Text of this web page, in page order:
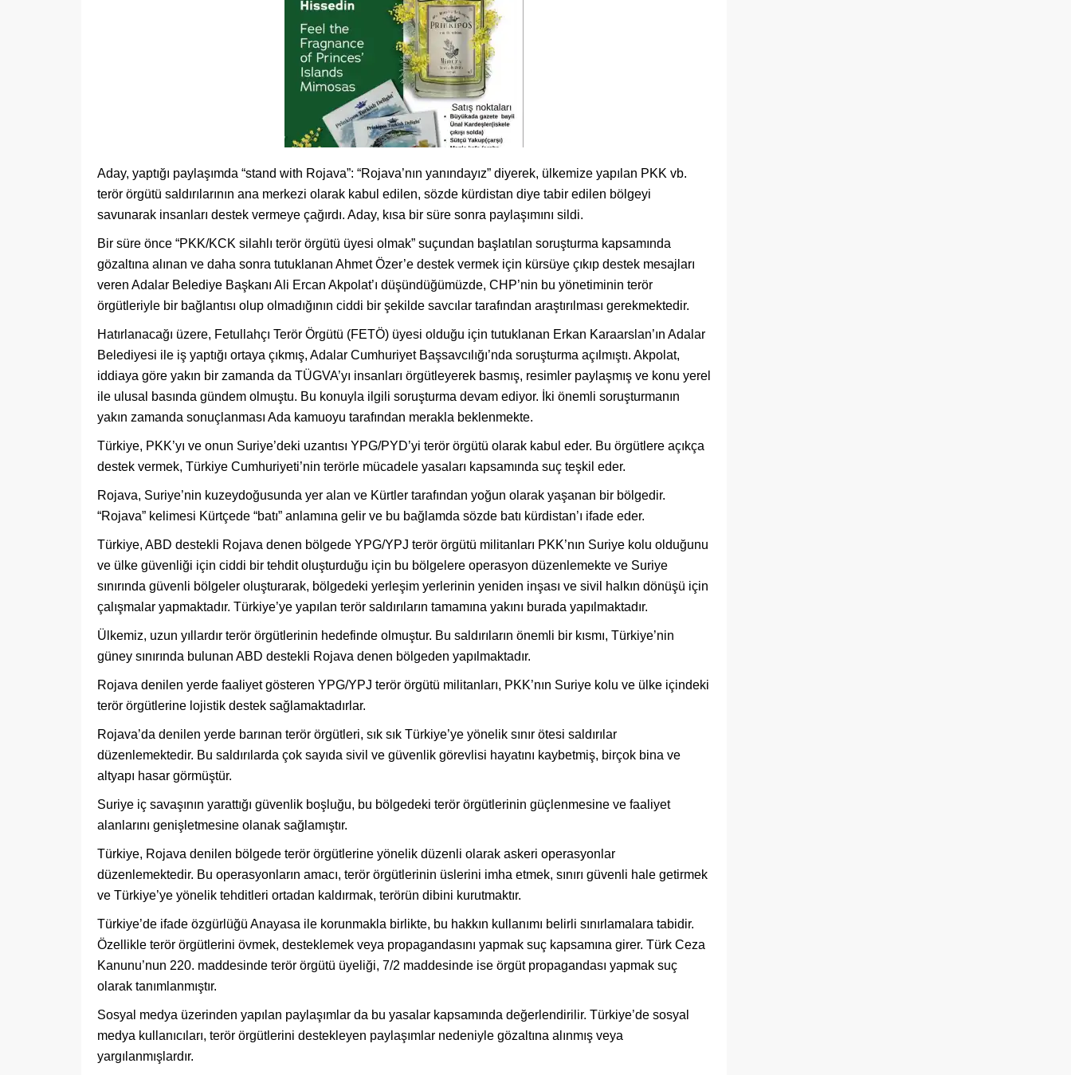
Aday, yaptığı paylaşımda “stand with Rojava”: “Rojava’nın yanındayız” diyerek, ülkemize yapılan PKK vb.
terör örgütü saldırılarının ana merkezi olarak kabul edilen, sözde kürdistan diye tabir edilen bölgeyi
savunarak insanları destek vermeye çağırdı. Aday, kısa bir süre sonra paylaşımını sildi.
Bir süre önce “PKK/KCK silahlı terör örgütü üyesi olmak” suçundan başlatılan soruşturma kapsamında
gözaltına alınan ve daha sonra tutuklanan Ahmet Özer’e destek vermek için kürsüye çıkıp destek mesajları
veren Adalar Belediye Başkanı Ali Ercan Akpolat’ı düşündüğümüzde, CHP’nin bu yönetiminin terör
örgütleriyle bir bağlantısı olup olmadığının ciddi bir şekilde savcılar tarafından araştırılması gerekmektedir.
Hatırlanacağı üzere, Fetullahçı Terör Örgütü (FETÖ) üyesi olduğu için tutuklanan Erkan Karaarslan’ın Adalar
Belediyesi ile iş yaptığı ortaya çıkmış, Adalar Cumhuriyet Başsavcılığı’nda soruşturma açılmıştı. Akpolat,
iddiaya göre yakın bir zamanda da TÜGVA’yı insanları örgütleyerek basmış, resimler paylaşmış ve konu yerel
ile ulusal basında gündem olmuştu. Bu konuyla ilgili soruşturma devam ediyor. İki önemli soruşturmanın
yakın zamanda sonuçlanması Ada kamuoyu tarafından merakla beklenmekte.
Türkiye, PKK’yı ve onun Suriye’deki uzantısı YPG/PYD’yi terör örgütü olarak kabul eder. Bu örgütlere açıkça
destek vermek, Türkiye Cumhuriyeti’nin terörle mücadele yasaları kapsamında suç teşkil eder.
Rojava, Suriye’nin kuzeydoğusunda yer alan ve Kürtler tarafından yoğun olarak yaşanan bir bölgedir.
“Rojava” kelimesi Kürtçede “batı” anlamına gelir ve bu bağlamda sözde batı kürdistan’ı ifade eder.
Türkiye, ABD destekli Rojava denen bölgede YPG/YPJ terör örgütü militanları PKK’nın Suriye kolu olduğunu
ve ülke güvenliği için ciddi bir tehdit oluşturduğu için bu bölgelere operasyon düzenlemekte ve Suriye
sınırında güvenli bölgeler oluşturarak, bölgedeki yerleşim yerlerinin yeniden inşası ve sivil halkın dönüşü için
çalışmalar yapmaktadır. Türkiye’ye yapılan terör saldırıların tamamına yakını burada yapılmaktadır.
Ülkemiz, uzun yıllardır terör örgütlerinin hedefinde olmuştur. Bu saldırıların önemli bir kısmı, Türkiye’nin
güney sınırında bulunan ABD destekli Rojava denen bölgeden yapılmaktadır.
Rojava denilen yerde faaliyet gösteren YPG/YPJ terör örgütü militanları, PKK’nın Suriye kolu ve ülke içindeki
terör örgütlerine lojistik destek sağlamaktadırlar.
Rojava’da denilen yerde barınan terör örgütleri, sık sık Türkiye’ye yönelik sınır ötesi saldırılar
düzenlemektedir. Bu saldırılarda çok sayıda sivil ve güvenlik görevlisi hayatını kaybetmiş, birçok bina ve
altyapı hasar görmüştür.
Suriye iç savaşının yarattığı güvenlik boşluğu, bu bölgedeki terör örgütlerinin güçlenmesine ve faaliyet
alanlarını genişletmesine olanak sağlamıştır.
Türkiye, Rojava denilen bölgede terör örgütlerine yönelik düzenli olarak askeri operasyonlar
düzenlemektedir. Bu operasyonların amacı, terör örgütlerinin üslerini imha etmek, sınırı güvenli hale getirmek
ve Türkiye’ye yönelik tehditleri ortadan kaldırmak, terörün dibini kurutmaktır.
Türkiye’de ifade özgürlüğü Anayasa ile korunmakla birlikte, bu hakkın kullanımı belirli sınırlamalara tabidir.
Özellikle terör örgütlerini övmek, desteklemek veya propagandasını yapmak suç kapsamına girer. Türk Ceza
Kanunu’nun 220. maddesinde terör örgütü üyeliği, 7/2 maddesinde ise örgüt propagandası yapmak suç
olarak tanımlanmıştır.
Sosyal medya üzerinden yapılan paylaşımlar da bu yasalar kapsamında değerlendirilir. Türkiye’de sosyal
medya kullanıcıları, terör örgütlerini destekleyen paylaşımlar nedeniyle gözaltına alınmış veya
yargılanmışlardır.